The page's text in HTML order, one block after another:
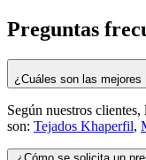
Preguntas
¿Cuáles son las mejores
Según nuestros
son: Tejados Khaperfil,